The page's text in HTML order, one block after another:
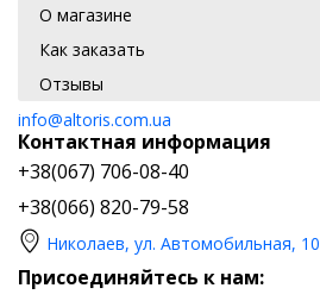
О магазине
Как заказать
Отзывы
info@altoris.com.ua
Контактная информация
+38(067) 706-08-40
+38(066) 820-79-58
Николаев, ул. Автомобильная, 10
Присоединяйтесь к нам: